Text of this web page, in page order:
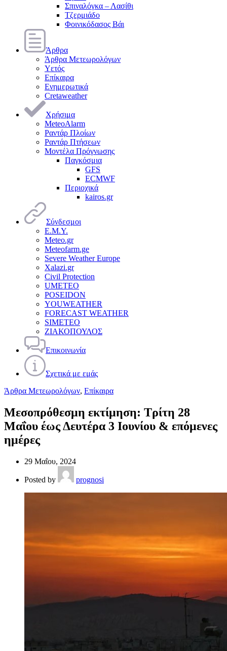
Σπιναλόγκα – Λασίθι
Τζερμιάδο
Φοινικόδασος Βάι
Άρθρα
Άρθρα Μετεωρολόγων
Υετός
Επίκαιρα
Ενημερωτικά
Cretaweather
Χρήσιμα
MeteoAlarm
Ραντάρ Πλοίων
Ραντάρ Πτήσεων
Μοντέλα Πρόγνωσης
Παγκόσμια
GFS
ECMWF
Περιοχικά
kairos.gr
Σύνδεσμοι
Ε.Μ.Υ.
Meteo.gr
Meteofarm.ge
Severe Weather Europe
Xalazi.gr
Civil Protection
UMETEO
POSEIDON
YOUWEATHER
FORECAST WEATHER
SIMETEO
ΖΙΑΚΟΠΟΥΛΟΣ
Επικοινωνία
Σχετικά με εμάς
Άρθρα Μετεωρολόγων, Επίκαιρα
Μεσοπρόθεσμη εκτίμηση: Τρίτη 28
Μαΐου έως Δευτέρα 3 Ιουνίου & επόμενες
ημέρες
29 Μαΐου, 2024
Posted by prognosi